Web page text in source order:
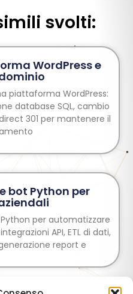
svolti:
WordPress e
piattaforma WordPress:
database SQL, cambio
301 per mantenere il
bot Python per
per automatizzare
API, ETL di dati,
report e